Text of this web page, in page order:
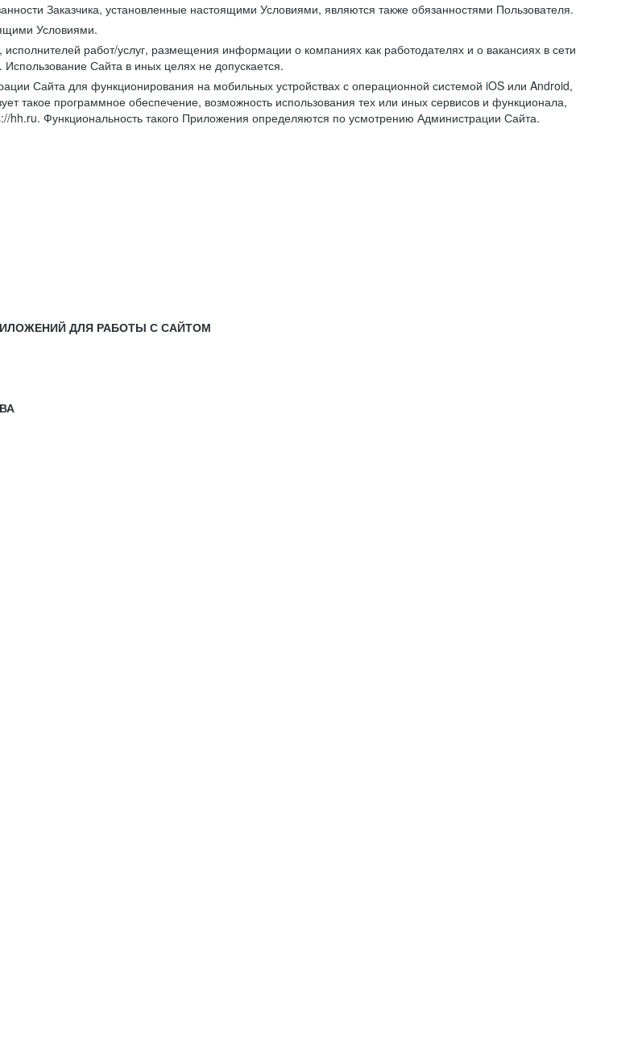
Заказчика, установленные настоящими Условиями, являются также обязанностями Пользователя.
Условиями.
работ/услуг, размещения информации о компаниях как работодателях и о вакансиях в сети
Сайта в иных целях не допускается.
Сайта для функционирования на мобильных устройствах с операционной системой iOS или Android,
такое программное обеспечение, возможность использования тех или иных сервисов и функционала,
Функциональность такого Приложения определяются по усмотрению Администрации Сайта.
ДЛЯ РАБОТЫ С САЙТОМ